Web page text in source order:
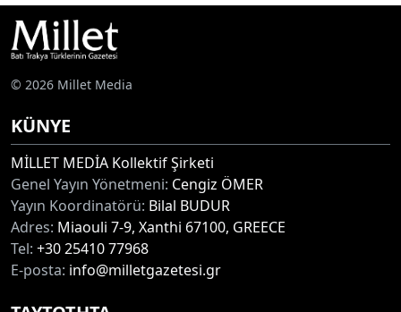
© 2026 Millet Media
KÜNYE
MİLLET MEDİA Kollektif Şirketi
Genel Yayın Yönetmeni: Cengiz ÖMER
Yayın Koordinatörü: Bilal BUDUR
Adres: Miaouli 7-9, Xanthi 67100, GREECE
Tel: +30 25410 77968
E-posta: info@milletgazetesi.gr